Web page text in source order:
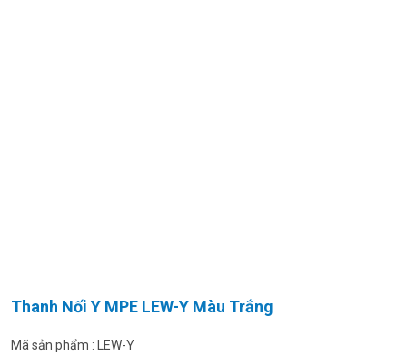
Thanh Nối Y MPE LEW-Y Màu Trắng
Mã sản phẩm : LEW-Y